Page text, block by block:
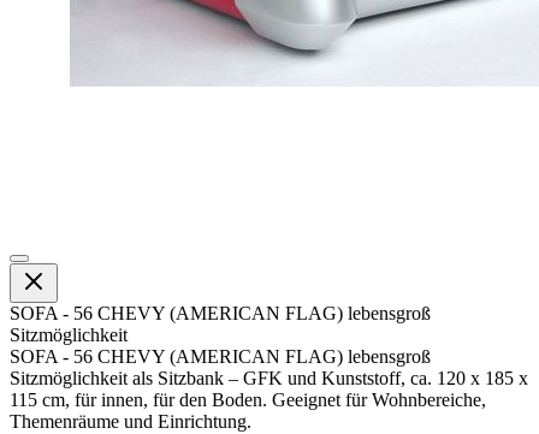
SOFA - 56 CHEVY (AMERICAN FLAG) lebensgroß
Sitzmöglichkeit
SOFA - 56 CHEVY (AMERICAN FLAG) lebensgroß
Sitzmöglichkeit als Sitzbank – GFK und Kunststoff, ca. 120 x 185 x
115 cm, für innen, für den Boden. Geeignet für Wohnbereiche,
Themenräume und Einrichtung.